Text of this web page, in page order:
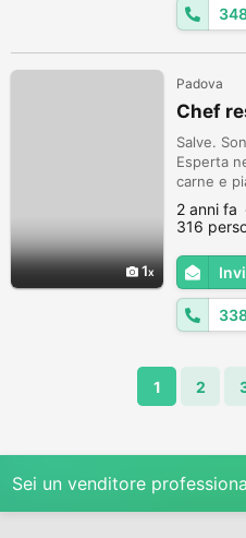
1
Padova
Chef
Salve.
Esperta
carne e
di
Trentino.
dal 27
2 anni fa
316
1 2
Sei un venditore